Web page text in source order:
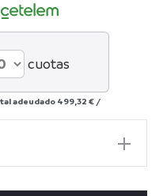
cuotas
adeudado 499,32 € /